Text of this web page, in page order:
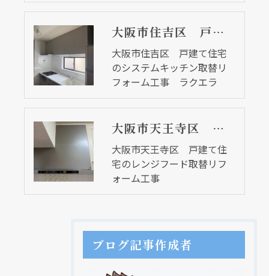
大阪市住吉区 戸建て住宅のシステムキッチン取替リフォーム工事 ラクエラ
大阪市住吉区 戸建て住宅
のシステムキッチン取替リ
フォーム工事 ラクエラ
大阪市天王寺区 戸建て住宅のレンジフード取替リフォーム工事
大阪市天王寺区 戸建て住
宅のレンジフード取替リフ
ォーム工事
ブログ記事作成者